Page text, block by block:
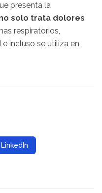
presenta la
solo trata dolores
respiratorios,
incluso se utiliza en
LinkedIn